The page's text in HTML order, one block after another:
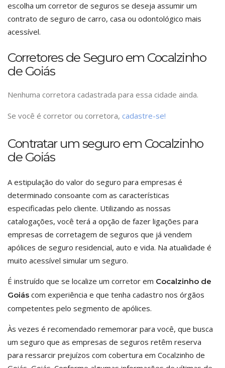
escolha um corretor de seguros se deseja assumir um
contrato de seguro de carro, casa ou odontológico mais
acessível.
Corretores de Seguro em Cocalzinho
de Goiás
Nenhuma corretora cadastrada para essa cidade ainda.
Se você é corretor ou corretora, cadastre-se!
Contratar um seguro em Cocalzinho
de Goiás
A estipulação do valor do seguro para empresas é
determinado consoante com as características
especificadas pelo cliente. Utilizando as nossas
catalogações, você terá a opção de fazer ligações para
empresas de corretagem de seguros que já vendem
apólices de seguro residencial, auto e vida. Na atualidade é
muito acessível simular um seguro.
É instruído que se localize um corretor em Cocalzinho de
Goiás com experiência e que tenha cadastro nos órgãos
competentes pelo segmento de apólices.
Às vezes é recomendado rememorar para você, que busca
um seguro que as empresas de seguros retêm reserva
para ressarcir prejuízos com cobertura em Cocalzinho de